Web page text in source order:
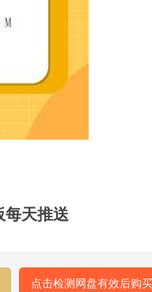
每天推送
点击检测网盘有效后购买